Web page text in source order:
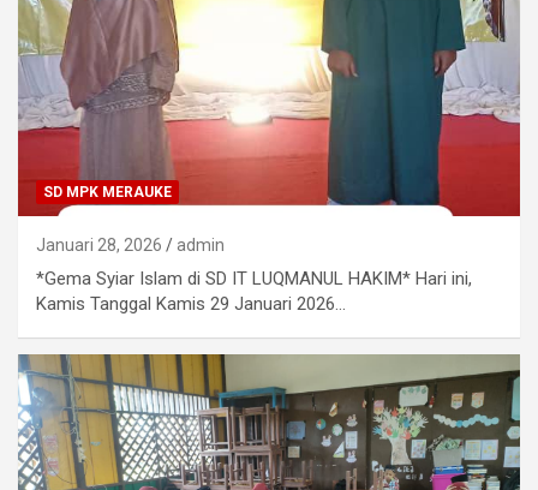
SD MPK MERAUKE
Januari 28, 2026 admin
*Gema Syiar Islam di SD IT LUQMANUL HAKIM* Hari ini,
Kamis Tanggal Kamis 29 Januari 2026…